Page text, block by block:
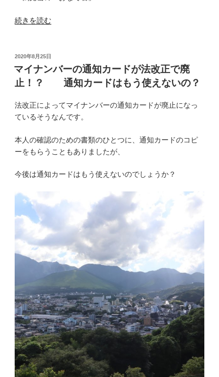
ど
し
ょ
う
の
“法
約
で
積
立
て
分
（前
部
が
る
定
険
（解
約
返
戻
率
85％
超）
続きを読む
投
日:
2020年8月25日
マイナンバーの通知カードが法改正で廃
止！？ 通知カードはもう使えないの？
法改正によってマイナンバーの通知カードが廃止になっ
ているそうなんです。
本人の確認のための書類のひとつに、通知カードのコピ
ーをもらうこともありましたが、
今後は通知カードはもう使えないのでしょうか？